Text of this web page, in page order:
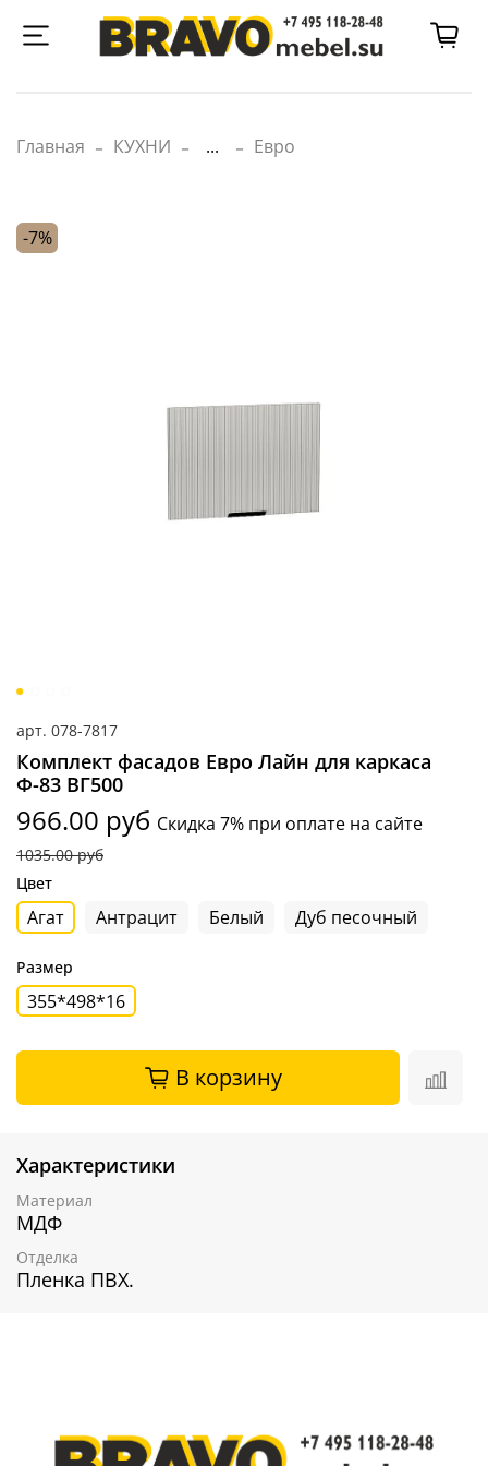
Главная КУХНИ ... Евро
-7%
арт. 078-7817
Комплект фасадов Евро Лайн для каркаса
Ф-83 ВГ500
966.00 руб Скидка 7% при оплате на сайте
1035.00 руб
Цвет
Агат Антрацит Белый Дуб песочный
Размер
355*498*16
В корзину
Характеристики
Материал
МДФ
Отделка
Пленка ПВХ.